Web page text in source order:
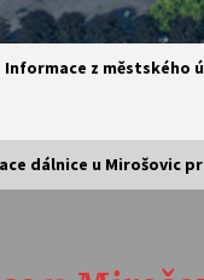
Informace z městského
dálnice u Mirošovic